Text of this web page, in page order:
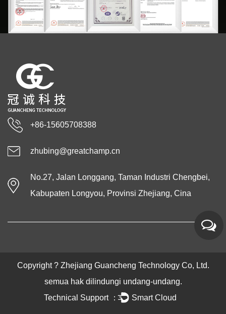
+86-15605708388
zhubing@greatchamp.cn
No.27, Jalan Longgang, Taman Industri Chengbei,
Kabupaten Longyou, Provinsi Zhejiang, Cina
Copyright ? Zhejiang Guancheng Technology Co, Ltd.
semua hak dilindungi undang-undang.
Technical Support ： Smart Cloud